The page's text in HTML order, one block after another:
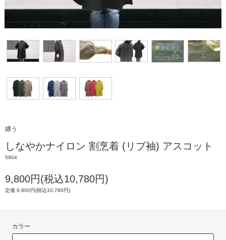
纏う
しなやかナイロン 割烹着 (リブ袖) アスコット
5904
9,800円(税込10,780円)
定価 9,800円(税込10,780円)
カラー